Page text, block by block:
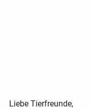
Liebe Tierfreunde,